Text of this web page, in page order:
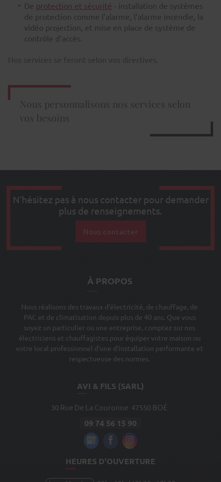
De protection et sécurité - installation de systèmes
de protection comme l’alarme, l’alarme incendie, la
vidéo projection, et mise en place de système de
contrôle d’accès.
Nos services se feront selon vos directives.
Nous personnalisons nos services selon
vos besoins
N’hésitez pas à nous contacterpour demander
plus de renseignements.
Nous contacter
À PROPOS
Nous réalisons des travaux d'électricité, de chauffage, de
PAC et de climatisation depuis plus de 40 ans. Que vous
soyez un particulier ou une entreprise, comptez sur nos
électriciens et chauffagistes pour équiper votre maison ou
votre local professionnel d'une d'installation performante et
respectueuse des normes.
AVI & FILS (SARL)
30 Rue De La Couronne 47550 BOÉ
09 74 56 15 90
HEURES D'OUVERTURE